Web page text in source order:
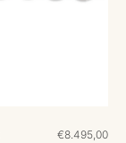
€8.495,00